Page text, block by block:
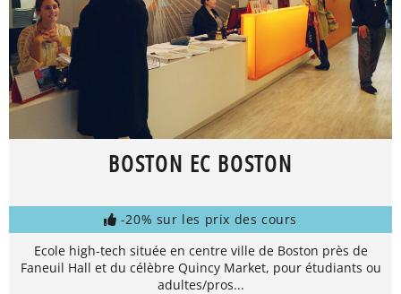
BOSTON EC BOSTON
-20% sur les prix des cours
Ecole high-tech située en centre ville de Boston près de
Faneuil Hall et du célèbre Quincy Market, pour étudiants ou
adultes/pros...